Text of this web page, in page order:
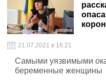
21.07.2021 в 16:21
Самыми уязвимыми
беременные женщины